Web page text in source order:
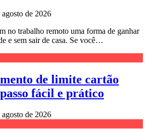
agosto de 2026
no trabalho remoto uma forma de ganhar
e sem sair de casa. Se você…
de limite cartão
fácil e prático
agosto de 2026